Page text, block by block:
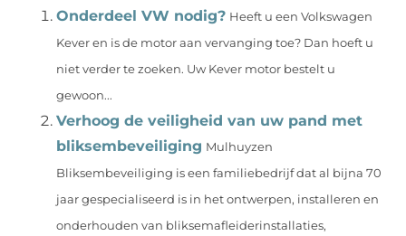
Onderdeel VW nodig? Heeft u een Volkswagen
Kever en is de motor aan vervanging toe? Dan hoeft u
niet verder te zoeken. Uw Kever motor bestelt u
gewoon...
Verhoog de veiligheid van uw pand met
bliksembeveiliging Mulhuyzen
Bliksembeveiliging is een familiebedrijf dat al bijna 70
jaar gespecialiseerd is in het ontwerpen, installeren en
onderhouden van bliksemafleiderinstallaties,